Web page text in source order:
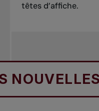
têtes d’affiche.